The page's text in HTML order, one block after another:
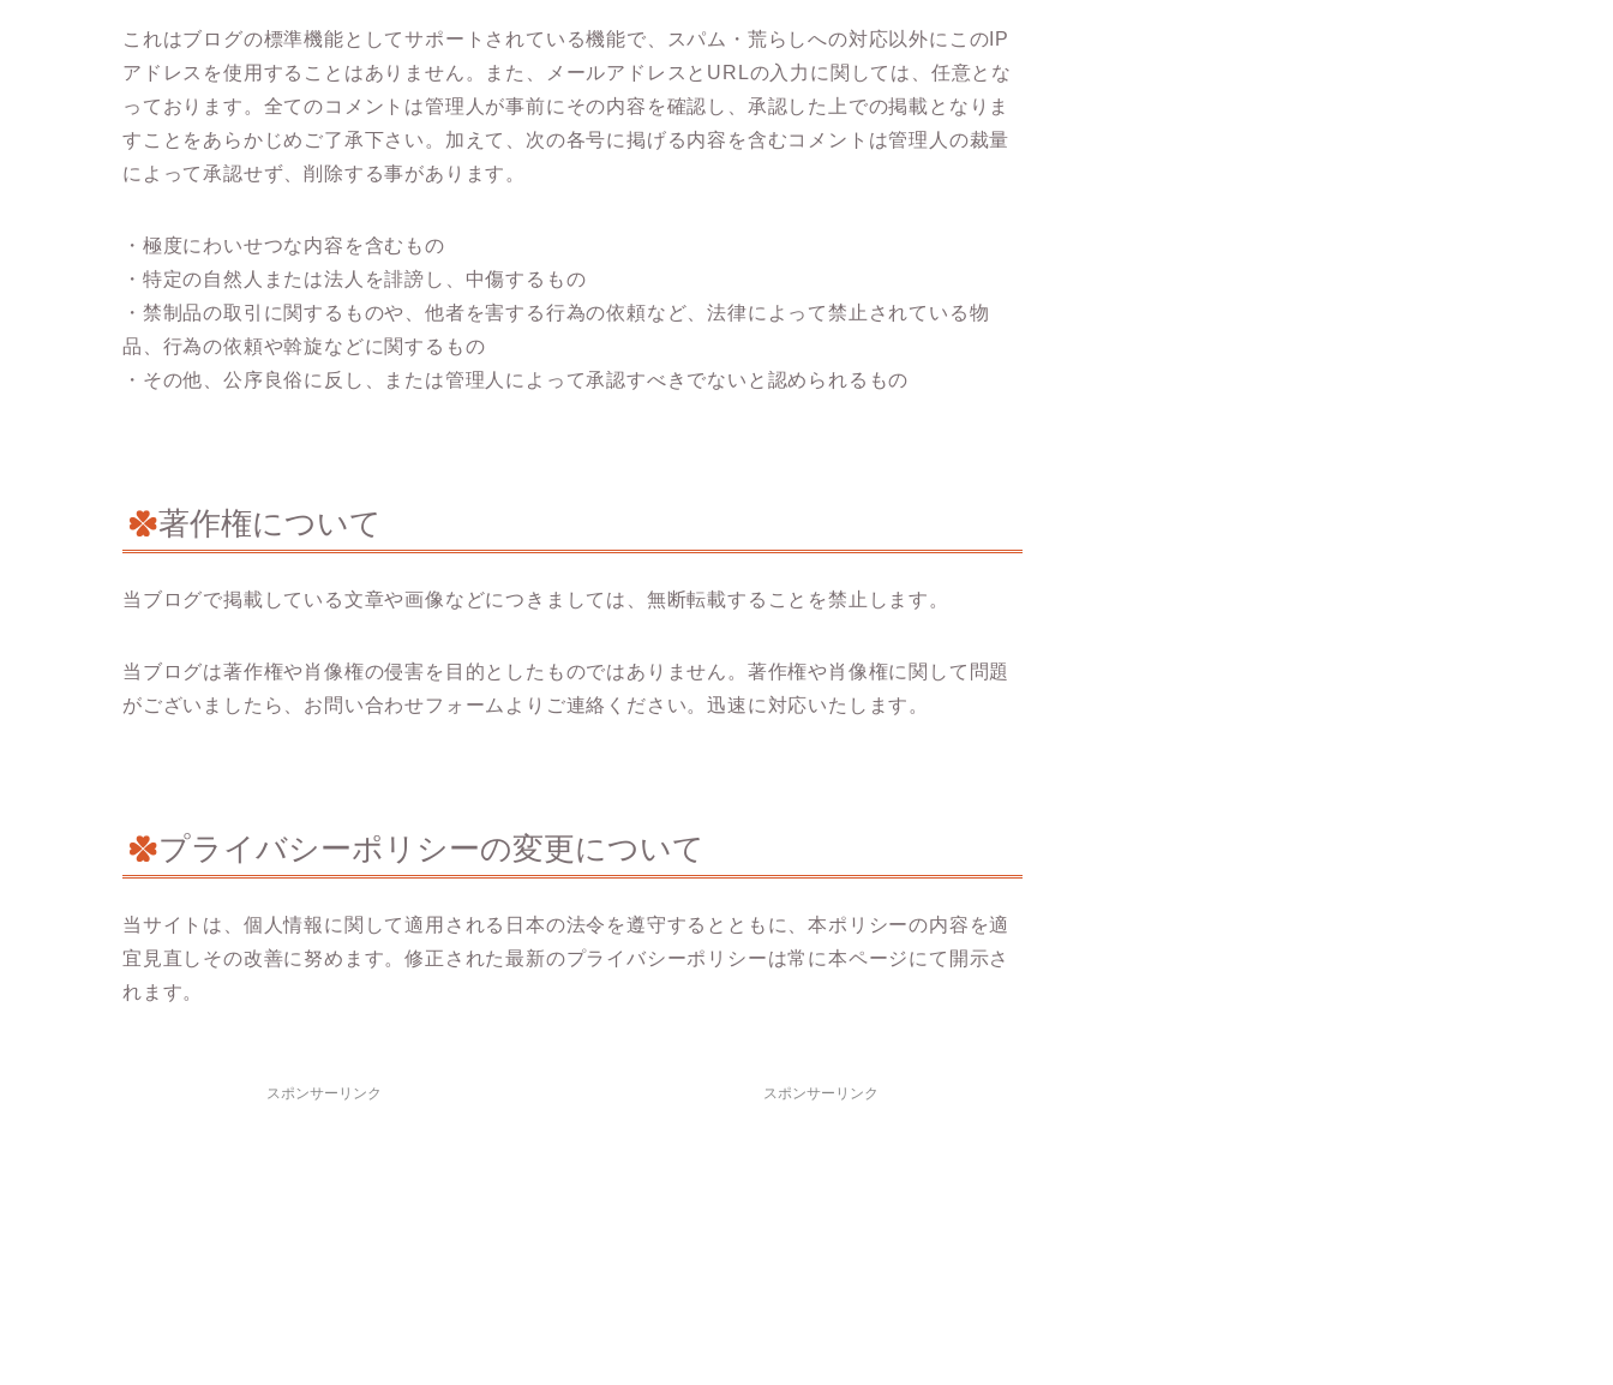
これはブログの標準機能としてサポートされている機能で、スパム・荒らしへの対応以外にこのIP
アドレスを使用することはありません。また、メールアドレスとURLの入力に関しては、任意とな
っております。全てのコメントは管理人が事前にその内容を確認し、承認した上での掲載となりま
すことをあらかじめご了承下さい。加えて、次の各号に掲げる内容を含むコメントは管理人の裁量
によって承認せず、削除する事があります。
・極度にわいせつな内容を含むもの
・特定の自然人または法人を誹謗し、中傷するもの
・禁制品の取引に関するものや、他者を害する行為の依頼など、法律によって禁止されている物
品、行為の依頼や斡旋などに関するもの
・その他、公序良俗に反し、または管理人によって承認すべきでないと認められるもの
著作権について
当ブログで掲載している文章や画像などにつきましては、無断転載することを禁止します。
当ブログは著作権や肖像権の侵害を目的としたものではありません。著作権や肖像権に関して問題
がございましたら、お問い合わせフォームよりご連絡ください。迅速に対応いたします。
プライバシーポリシーの変更について
当サイトは、個人情報に関して適用される日本の法令を遵守するとともに、本ポリシーの内容を適
宜見直しその改善に努めます。修正された最新のプライバシーポリシーは常に本ページにて開示さ
れます。
スポンサーリンク スポンサーリンク